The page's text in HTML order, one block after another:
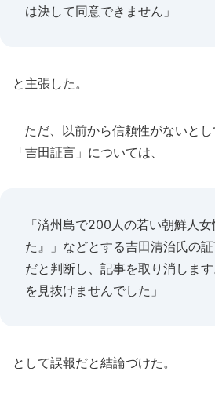
は決して同意できません」
と主張した。
ただ、以前から信頼性がないと
「吉田証言」については、
「済州島で200人の若い朝鮮人
た』」などとする吉田清治氏の
だと判断し、記事を取り消しま
を見抜けませんでした」
として誤報だと結論づけた。